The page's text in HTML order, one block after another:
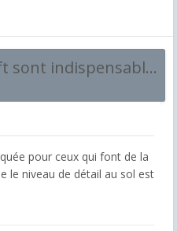
Le Hardware et le soft sont indispensables ....ici on en cause!
pour ceux qui font de la
le niveau de détail au sol est